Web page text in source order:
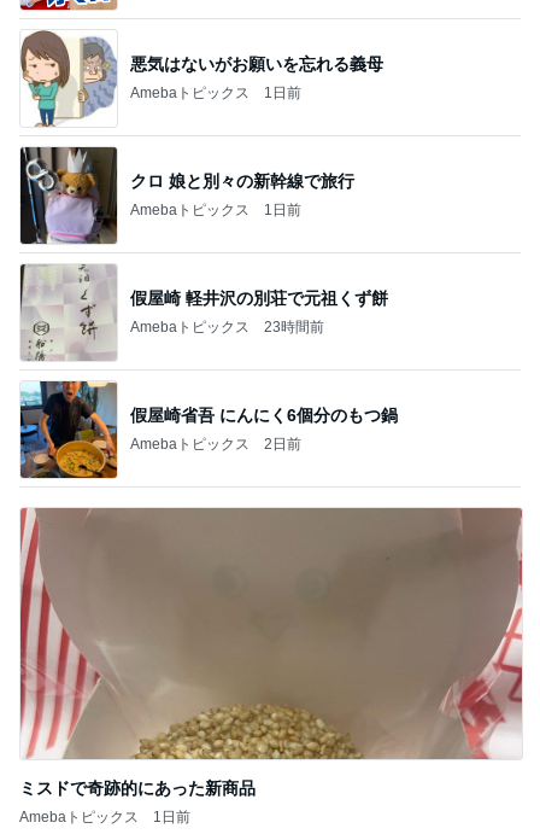
悪気はないがお願いを忘れる義母
Amebaトピックス 1日前
クロ 娘と別々の新幹線で旅行
Amebaトピックス 1日前
假屋崎 軽井沢の別荘で元祖くず餅
Amebaトピックス 23時間前
假屋崎省吾 にんにく6個分のもつ鍋
Amebaトピックス 2日前
ミスドで奇跡的にあった新商品
Amebaトピックス 1日前